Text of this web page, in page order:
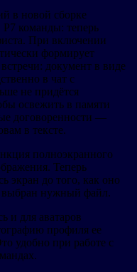
в новой сборке
Р7 команды: теперь
При включении
формирует
документ в виде
в чат с
не придётся
освежить в памяти
договоренности —
в тексте.
полноэкранного
Теперь
экран до того, как оно
выбран нужный файл.
и для аватаров
профиля ее
удобно при работе с